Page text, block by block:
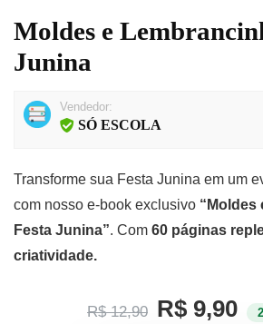
Moldes e
Junina
Vendedor:
SÓ ESCOLA
Transforme sua Festa Junina em um
com nosso e-book exclusivo “Moldes
Festa Junina”. Com 60 páginas
criatividade.
R$ 12,90 R$ 9,90